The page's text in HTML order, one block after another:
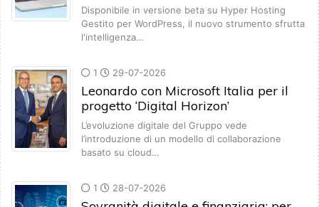
Disponibile in versione beta su Hyper Hosting
Gestito per WordPress, il nuovo strumento sfrutta
l'intelligenza…
1 29-07-2026
Leonardo con Microsoft Italia per il
progetto ‘Digital Horizon’
L’evoluzione digitale del Gruppo vede
l’introduzione di un modello di collaborazione
basato su cloud…
1 28-07-2026